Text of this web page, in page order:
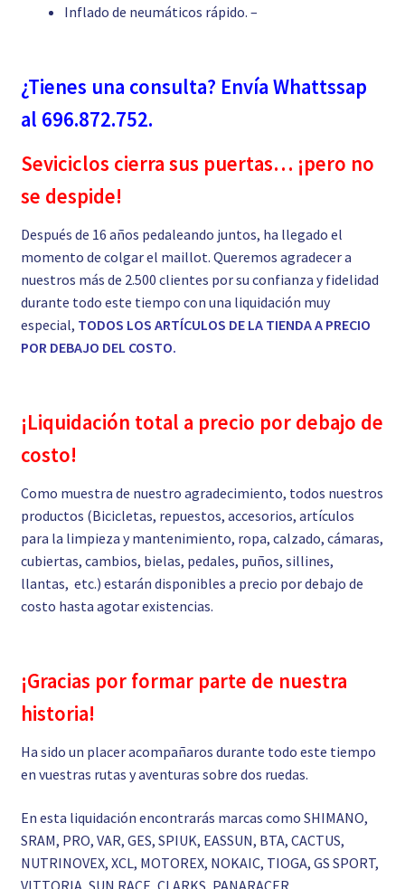
Inflado de neumáticos rápido. –
¿Tienes una consulta? Envía Whattssap
al 696.872.752.
Seviciclos cierra sus puertas… ¡pero no
se despide!
Después de 16 años pedaleando juntos, ha llegado el
momento de colgar el maillot. Queremos agradecer a
nuestros más de 2.500 clientes por su confianza y fidelidad
durante todo este tiempo con una liquidación muy
especial, TODOS LOS ARTÍCULOS DE LA TIENDA A PRECIO
POR DEBAJO DEL COSTO.
¡Liquidación total a precio por debajo de
costo!
Como muestra de nuestro agradecimiento, todos nuestros
productos (Bicicletas, repuestos, accesorios, artículos
para la limpieza y mantenimiento, ropa, calzado, cámaras,
cubiertas, cambios, bielas, pedales, puños, sillines,
llantas, etc.) estarán disponibles a precio por debajo de
costo hasta agotar existencias.
¡Gracias por formar parte de nuestra
historia!
Ha sido un placer acompañaros durante todo este tiempo
en vuestras rutas y aventuras sobre dos ruedas.
En esta liquidación encontrarás marcas como SHIMANO,
SRAM, PRO, VAR, GES, SPIUK, EASSUN, BTA, CACTUS,
NUTRINOVEX, XCL, MOTOREX, NOKAIC, TIOGA, GS SPORT,
VITTORIA, SUN RACE, CLARKS, PANARACER,